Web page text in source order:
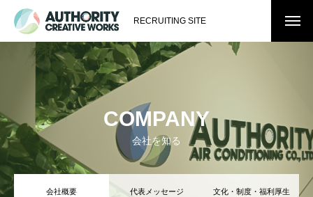
RECRUITING SITE
COMPANY
会社を知る
会社概要 代表メッセージ 文化・制度・福利厚生